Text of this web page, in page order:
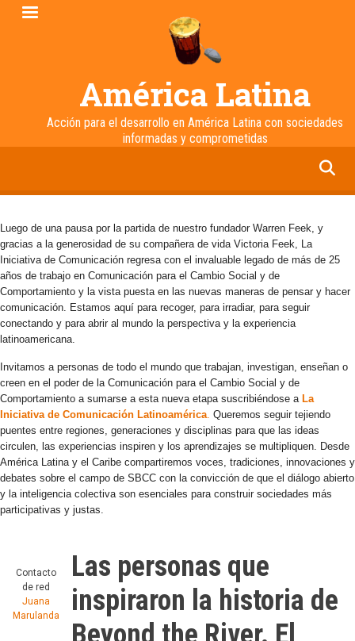
Pasar
América Latina
Acción para el desarrollo en América Latina con sociedades
informadas y comprometidas
Luego de una pausa por la partida de nuestro fundador Warren Feek, y
gracias a la generosidad de su compañera de vida Victoria Feek, La
Iniciativa de Comunicación regresa con el invaluable legado de más de 25
años de trabajo en Comunicación para el Cambio Social y de
Comportamiento y la vista puesta en las nuevas maneras de pensar y hacer
comunicación. Estamos aquí para recoger, para irradiar, para seguir
conectando y para abrir al mundo la perspectiva y la experiencia
latinoamericana.
Invitamos a personas de todo el mundo que trabajan, investigan, enseñan o
creen en el poder de la Comunicación para el Cambio Social y de
Comportamiento a sumarse a esta nueva etapa suscribiéndose a La
Iniciativa de Comunicación Latinoamérica. Queremos seguir tejiendo
puentes entre regiones, generaciones y disciplinas para que las ideas
circulen, las experiencias inspiren y los aprendizajes se multipliquen. Desde
América Latina y el Caribe compartiremos voces, tradiciones, innovaciones y
debates sobre el campo de SBCC con la convicción de que el diálogo abierto
y la inteligencia colectiva son esenciales para construir sociedades más
participativas y justas.
Contacto
de red
Juana
Marulanda
Las personas que
inspiraron la historia de